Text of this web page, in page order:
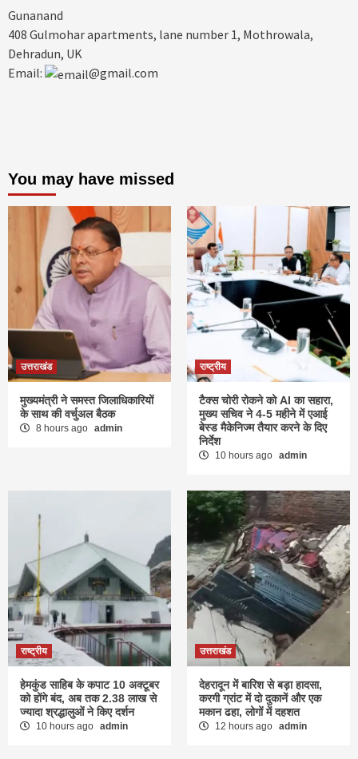
Gunanand
408 Gulmohar apartments, lane number 1, Mothrowala,
Dehradun, UK
Email:
@gmail.com
You may have missed
उत्तराखंड
मुख्यमंत्री ने समस्त जिलाधिकारियों
के साथ की वर्चुअल बैठक
8 hours ago admin
राष्ट्रीय
टैक्स चोरी रोकने को AI का सहारा,
मुख्य सचिव ने 4-5 महीने में एआई
बेस्ड मैकेनिज्म तैयार करने के दिए
निर्देश
10 hours ago admin
राष्ट्रीय
हेमकुंड साहिब के कपाट 10 अक्टूबर
को होंगे बंद, अब तक 2.38 लाख से
ज्यादा श्रद्धालुओं ने किए दर्शन
10 hours ago admin
उत्तराखंड
देहरादून में बारिश से बड़ा हादसा,
करगी ग्रांट में दो दुकानें और एक
मकान ढहा, लोगों में दहशत
12 hours ago admin